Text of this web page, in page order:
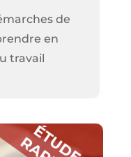
de
en
travail